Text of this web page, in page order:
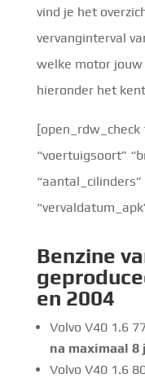
vind je het
vervanginterval
welke motor
hieronder het
[open_rdw_check
“voertuigsoort”
Benzine
en 2004
Volvo V40 1.6
na maximaal 8
Volvo V40 1.6